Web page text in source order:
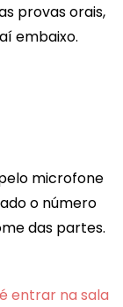
provas orais,
embaixo.
microfone
o número
das partes.
entrar na sala